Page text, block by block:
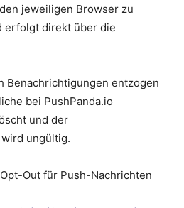
jeweiligen Browser zu
erfolgt direkt über die
Benachrichtigungen entzogen
bei PushPanda.io
und der
ungültig.
Out für Push-Nachrichten